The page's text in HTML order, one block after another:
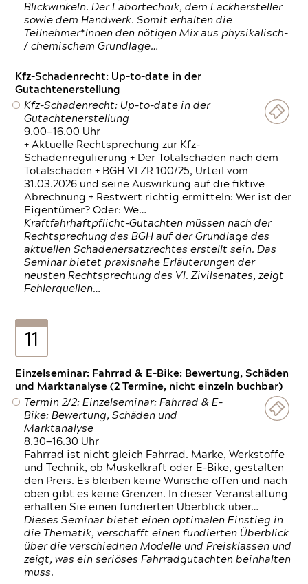
Blickwinkeln. Der Labortechnik, dem Lackhersteller
sowie dem Handwerk. Somit erhalten die
Teilnehmer*Innen den nötigen Mix aus physikalisch-
/ chemischem Grundlage…
Kfz-Schadenrecht: Up-to-date in der
Gutachtenerstellung
Kfz-Schadenrecht: Up-to-date in der
Gutachtenerstellung
9.00—16.00 Uhr
+ Aktuelle Rechtsprechung zur Kfz-
Schadenregulierung + Der Totalschaden nach dem
Totalschaden + BGH VI ZR 100/25, Urteil vom
31.03.2026 und seine Auswirkung auf die fiktive
Abrechnung + Restwert richtig ermitteln: Wer ist der
Eigentümer? Oder: We…
Kraftfahrhaftpflicht-Gutachten müssen nach der
Rechtsprechung des BGH auf der Grundlage des
aktuellen Schadenersatzrechtes erstellt sein. Das
Seminar bietet praxisnahe Erläuterungen der
neusten Rechtsprechung des VI. Zivilsenates, zeigt
Fehlerquellen…
11
Einzelseminar: Fahrrad & E-Bike: Bewertung, Schäden
und Marktanalyse (2 Termine, nicht einzeln buchbar)
Termin 2/2: Einzelseminar: Fahrrad & E-
Bike: Bewertung, Schäden und
Marktanalyse
8.30—16.30 Uhr
Fahrrad ist nicht gleich Fahrrad. Marke, Werkstoffe
und Technik, ob Muskelkraft oder E-Bike, gestalten
den Preis. Es bleiben keine Wünsche offen und nach
oben gibt es keine Grenzen. In dieser Veranstaltung
erhalten Sie einen fundierten Überblick über…
Dieses Seminar bietet einen optimalen Einstieg in
die Thematik, verschafft einen fundierten Überblick
über die verschiednen Modelle und Preisklassen und
zeigt, was ein seriöses Fahrradgutachten beinhalten
muss.